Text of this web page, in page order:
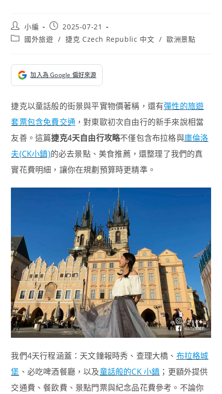
Post
author:
小編
Post
published:
2025-07-21
Post國外旅遊 / 捷克 Czech Republic 中文 / 歐洲景點
加入為 Google 偏好來源
捷克以童話般的街景與平實物價著稱，還有彈性的旅遊
套票包含免費交通 ，對東歐初次自由行的新手來說相當
友善。這篇捷克4天自由行攻略不僅包含布拉格與庫倫洛
夫(CK小鎮)的必去景點、美食推薦，還整理了我們的真
實花費明細，讓你在規劃預算時更精準。
我們4天行程涵蓋：天文鐘報時秀、查理大橋、 布拉格城
堡 、必吃啤酒餐廳，以及童話般的CK 小鎮 ；更額外提供
交通費、餐飲費、景點門票與紀念品花費參考。不論你